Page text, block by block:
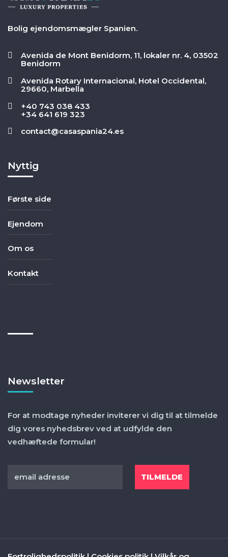
Bolig ejendomsmægler Spanien.
Avenida de Mont Benidorm, 11, lokaler nr. 4, 03502
Benidorm
Avenida Rotary Internacional, Hotel Occidental,
29660, Marbella
+40 743 038 433
+34 641 619 323
contact@casaspania24.es
Nyttig
Første side
Ejendom
Om os
Kontakt
Newsletter
For at modtage nyheder inviterer vi dig til at tilmelde
dig vores nyhedsbrev ved at udfylde den
vedhæftede formular!